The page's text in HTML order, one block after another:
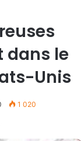
dans le
Unis
1 020